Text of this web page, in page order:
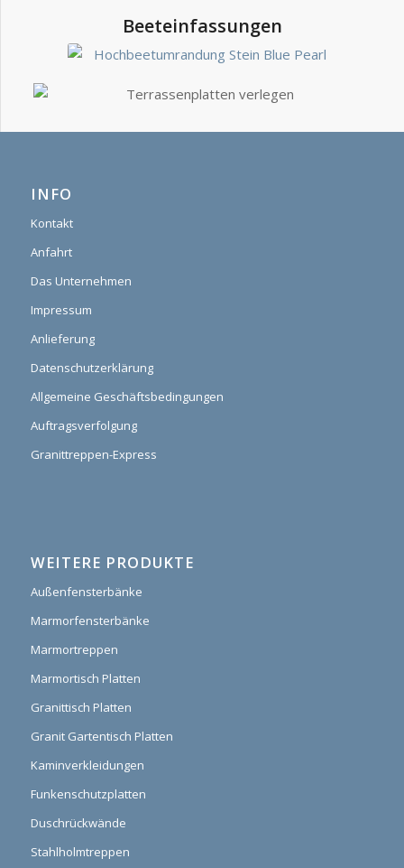
Beeteinfassungen
INFO
Kontakt
Anfahrt
Das Unternehmen
Impressum
Anlieferung
Datenschutzerklärung
Allgemeine Geschäftsbedingungen
Auftragsverfolgung
Granittreppen-Express
WEITERE PRODUKTE
Außenfensterbänke
Marmorfensterbänke
Marmortreppen
Marmortisch Platten
Granittisch Platten
Granit Gartentisch Platten
Kaminverkleidungen
Funkenschutzplatten
Duschrückwände
Stahlholmtreppen